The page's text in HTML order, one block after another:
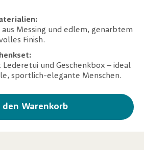
Messing und edlem, genarbtem
Finish.
und Geschenkbox – ideal
sportlich-elegante Menschen.
den Warenkorb